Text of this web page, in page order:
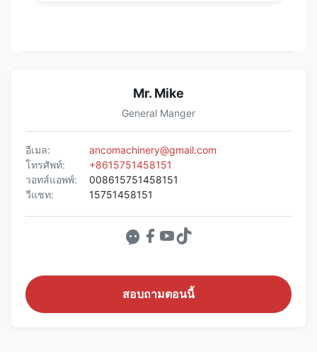
Mr. Mike
General Manger
อีเมล:
ancomachinery@gmail.com
โทรศัพท์:
+8615751458151
วอทส์แอพพ์:
008615751458151
วีแชท:
15751458151
สอบถามตอนนี้